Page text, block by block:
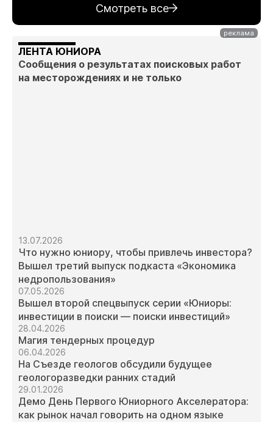
Смотреть все
ЛЕНТА ЮНИОРА
Сообщения о результатах поисковых работ
на месторождениях и не только
13.07.2026
Что нужно юниору, чтобы привлечь инвестора?
Вышел третий выпуск подкаста «Экономика
недропользования»
07.05.2026
Вышел второй спецвыпуск серии «Юниоры:
инвестиции в поиски — поиски инвестиций»
28.04.2026
Магия тендерных процедур
06.04.2026
На Съезде геологов обсудили будущее
геологоразведки ранних стадий
29.01.2026
Демо День Первого Юниорного Акселератора:
как рынок начал говорить на одном языке